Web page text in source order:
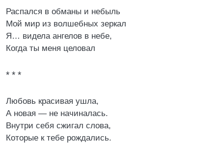
Распался в обманы и небыль
Мой мир из волшебных зеркал
Я… видела ангелов в небе,
Когда ты меня целовал
* * *
Любовь красивая ушла,
А новая — не начиналась.
Внутри себя сжигал слова,
Которые к тебе рождались.